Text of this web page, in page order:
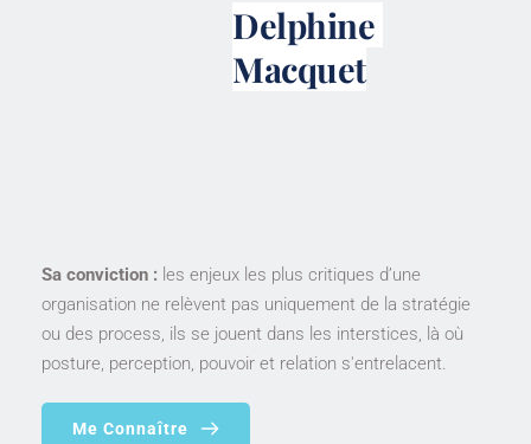
Delphine
Macquet
Sa conviction : les enjeux les plus critiques d’une
organisation ne relèvent pas uniquement de la stratégie
ou des process, ils se jouent dans les interstices, là où
posture, perception, pouvoir et relation s'entrelacent.
Me Connaître